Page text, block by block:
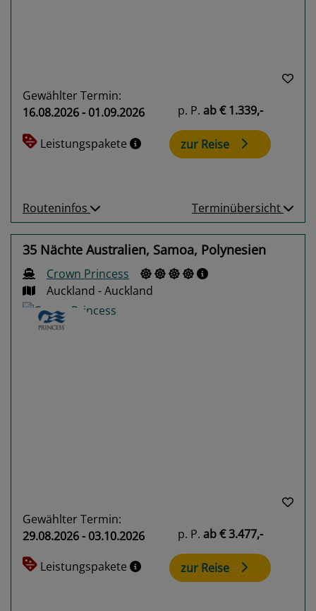
Gewählter Termin:
16.08.2026 - 01.09.2026
Leistungspakete
p. P. ab€ 1.339,-
zur Reise
Routeninfos Terminübersicht
35 Nächte Australien, Samoa, Polynesien
Crown Princess
Auckland - Auckland
Gewählter Termin:
29.08.2026 - 03.10.2026
Leistungspakete
p. P. ab€ 3.477,-
zur Reise